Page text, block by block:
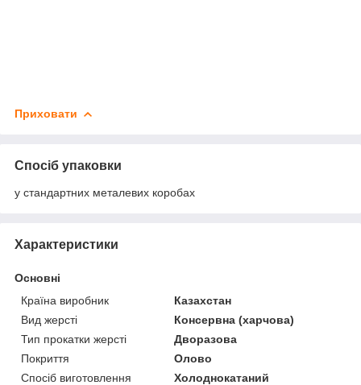
Приховати
Спосіб упаковки
у стандартних металевих коробах
Характеристики
Основні
Країна виробник
Казахстан
Вид жерсті
Консервна (харчова)
Тип прокатки жерсті
Дворазова
Покриття
Олово
Спосіб виготовлення
Холоднокатаний